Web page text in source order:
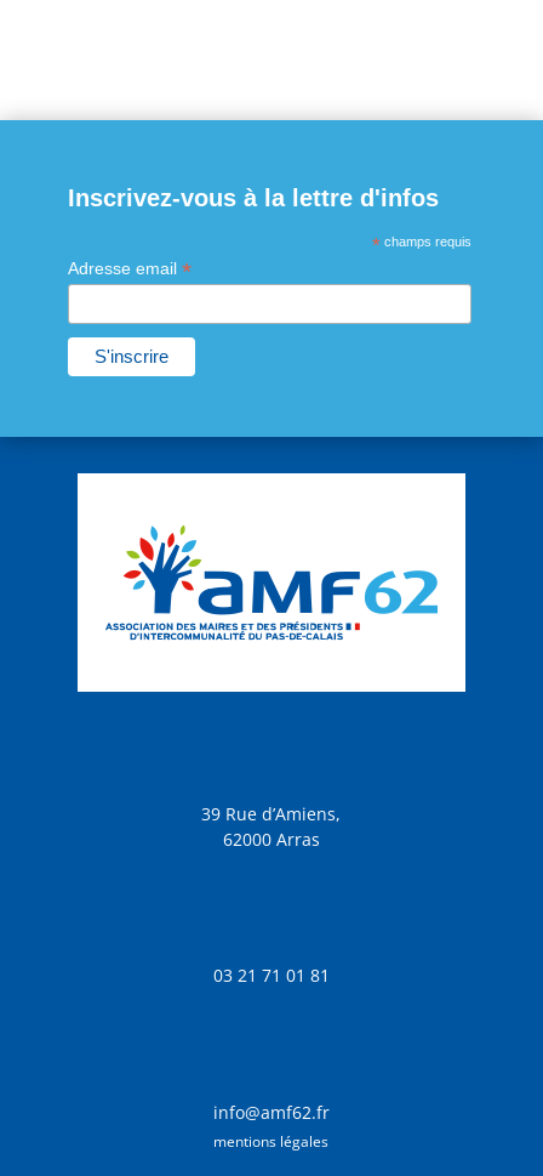
Inscrivez-vous à la lettre d'infos
* champs requis
Adresse email *
39 Rue d’Amiens,
62000 Arras
03 21 71 01 81
info@amf62.fr
mentions légales